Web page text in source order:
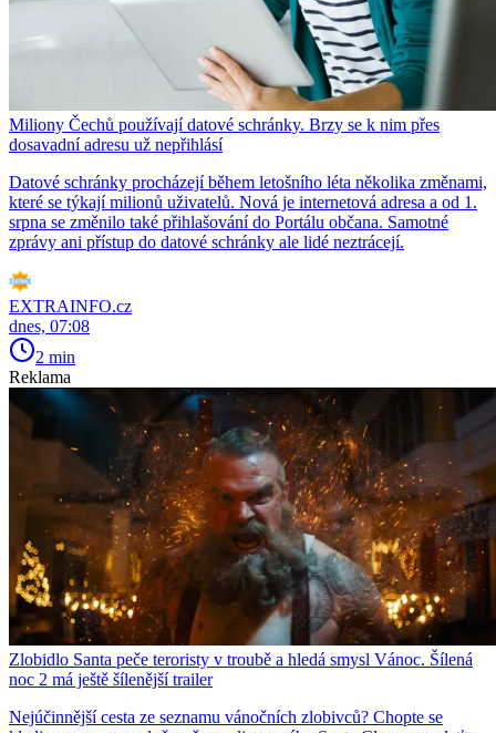
Miliony Čechů používají datové schránky. Brzy se k nim přes
dosavadní adresu už nepřihlásí
Datové schránky procházejí během letošního léta několika změnami,
které se týkají milionů uživatelů. Nová je internetová adresa a od 1.
srpna se změnilo také přihlašování do Portálu občana. Samotné
zprávy ani přístup do datové schránky ale lidé neztrácejí.
EXTRAINFO.cz
dnes, 07:08
2 min
Reklama
Zlobidlo Santa peče teroristy v troubě a hledá smysl Vánoc. Šílená
noc 2 má ještě šílenější trailer
Nejúčinnější cesta ze seznamu vánočních zlobivců? Chopte se